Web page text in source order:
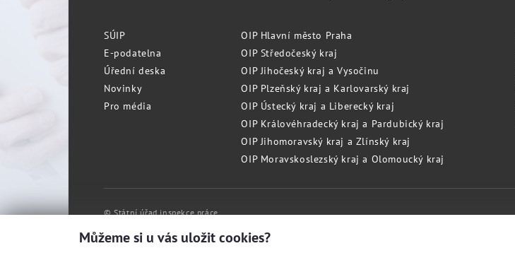
SÚIP
E-podatelna
Úřední deska
Novinky
Pro média
OIP Hlavní město Praha
OIP Středočeský kraj
OIP Jihočeský kraj a Vysočinu
OIP Plzeňský kraj a Karlovarský kraj
OIP Ústecký kraj a Liberecký kraj
OIP Královéhradecký kraj a Pardubický kraj
OIP Jihomoravský kraj a Zlínský kraj
OIP Moravskoslezský kraj a Olomoucký kraj
© Státní úřad inspekce práce
Můžeme si u vás uložit cookies?